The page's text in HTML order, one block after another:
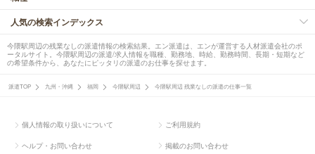
人気の検索インデックス
今隈駅周辺の残業なしの派遣情報の検索結果。エン派遣は、エンが運営する人材派遣会社のポ
ータルサイト。今隈駅周辺の派遣/求人情報を職種、勤務地、時給、勤務時間、長期・短期など
の希望条件から、あなたにピッタリの派遣のお仕事を探せます。
派遣TOP 九州・沖縄 福岡 今隈駅周辺 今隈駅周辺 残業なしの派遣の仕事一覧
個人情報の取り扱いについて ご利用規約
ヘルプ・お問い合わせ 掲載のお問い合わせ